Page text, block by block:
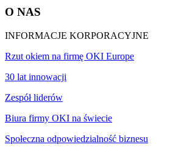
O NAS
INFORMACJE KORPORACYJNE
Rzut okiem na firmę OKI Europe
30 lat innowacji
Zespół liderów
Biura firmy OKI na świecie
Społeczna odpowiedzialność biznesu